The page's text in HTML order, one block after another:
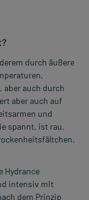
durch äußere
aber auch durch
aber auch auf
und
spannt, ist rau,
Hydrance
intensiv mit
dem Prinzip